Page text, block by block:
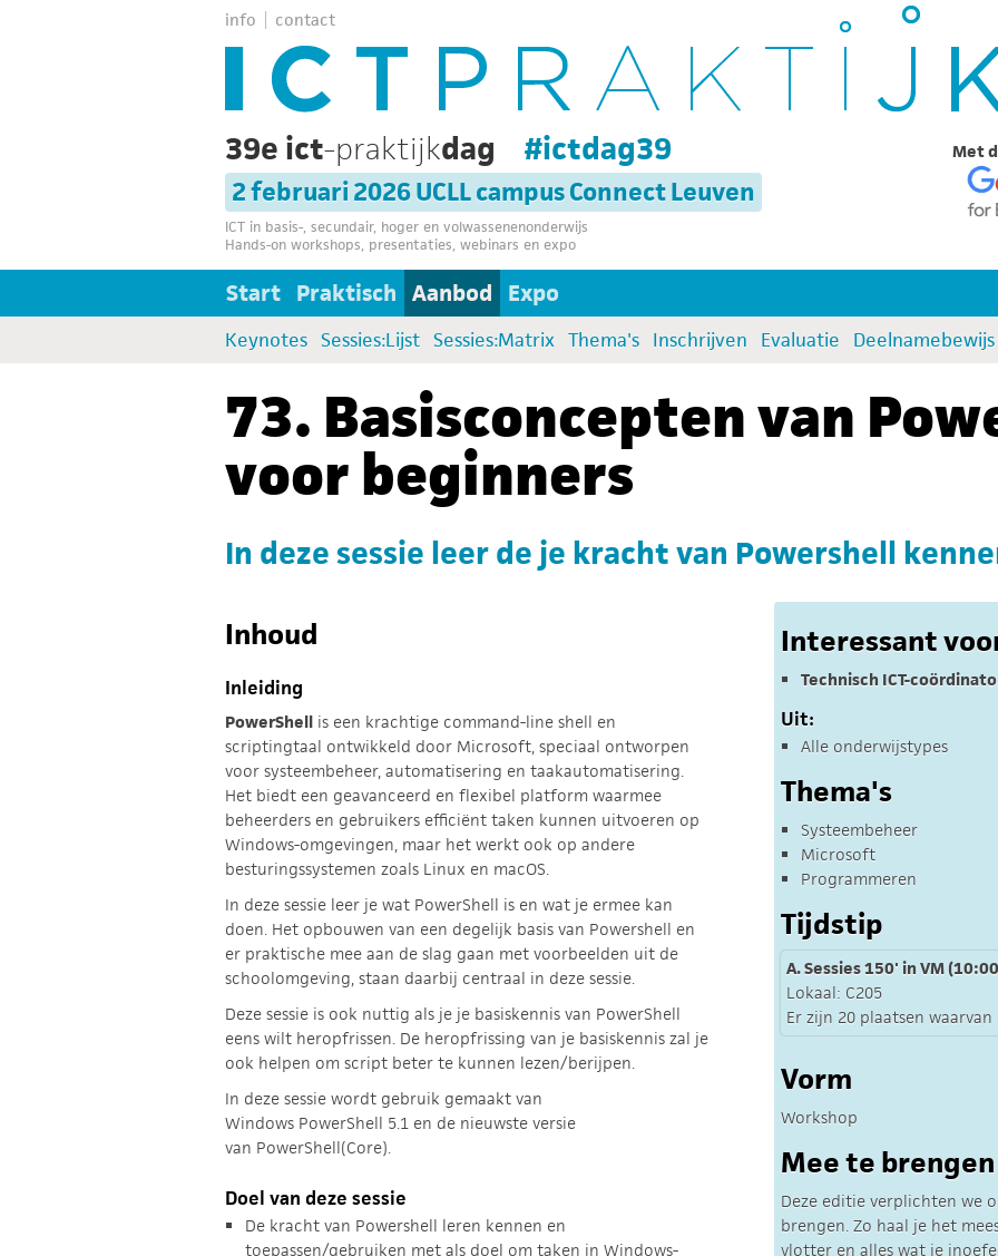
info contact
Met
39e ict-praktijkdag #ictdag39
2 februari 2026 UCLL campus Connect Leuven
ICT in basis-, secundair, hoger en volwassenenonderwijs
Hands-on workshops, presentaties, webinars en expo
Start Praktisch Aanbod Expo
Keynotes Sessies:Lijst Sessies:Matrix Thema's Inschrijven Evaluatie Deelnamebewijs
73. Basisconcepten van
voor beginners
In deze sessie leer de je kracht van Powershell
Inhoud
Inleiding
PowerShell is een krachtige command-line shell en
scriptingtaal ontwikkeld door Microsoft, speciaal ontworpen
voor systeembeheer, automatisering en taakautomatisering.
Het biedt een geavanceerd en flexibel platform waarmee
beheerders en gebruikers efficiënt taken kunnen uitvoeren op
Windows-omgevingen, maar het werkt ook op andere
besturingssystemen zoals Linux en macOS.
In deze sessie leer je wat PowerShell is en wat je ermee kan
doen. Het opbouwen van een degelijk basis van Powershell en
er praktische mee aan de slag gaan met voorbeelden uit de
schoolomgeving, staan daarbij centraal in deze sessie.
Deze sessie is ook nuttig als je je basiskennis van PowerShell
eens wilt heropfrissen. De heropfrissing van je basiskennis zal je
ook helpen om script beter te kunnen lezen/berijpen.
In deze sessie wordt gebruik gemaakt van
Windows PowerShell 5.1 en de nieuwste versie
van PowerShell(Core).
Doel van deze sessie
De kracht van Powershell leren kennen en
toepassen/gebruiken met als doel om taken in Windows-
Interessant
Technisch ICT-
Uit:
Alle onderwijstypes
Thema's
Systeembeheer
Microsoft
Programmeren
Tijdstip
A. Sessies 150' in VM
Lokaal: C205
Er zijn 20 plaatsen
Vorm
Workshop
Mee te brengen
Deze editie verplichten we
brengen. Zo haal je het
vlotter en alles wat je